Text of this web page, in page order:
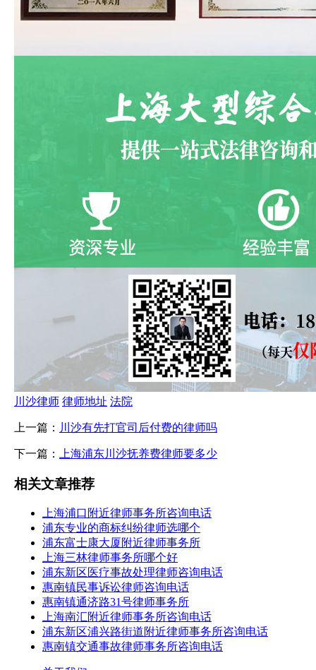
川沙律师 律师地址 法院
上一篇： 川沙有先打官司后付费的律师吗
下一篇： 上海浦东川沙抚养费律师要多少
相关文章推荐
上海浦口附近律师事务所咨询电话
浦东专业的商标纠纷律师选哪个
浦东富士康大厦附近律师事务所
上海三林律师事务所哪个好
浦东新区医疗事故处理律师咨询电话
惠南镇民事诉讼律师咨询电话
惠南镇通济路31号律师事务所
上海南汇附近律师事务所咨询电话
浦东新区浦兴路街道附近律师事务所咨询电话
惠南镇交通事故律师事务所咨询电话